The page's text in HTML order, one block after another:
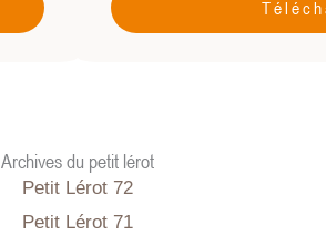
Archives du petit lérot
Petit Lérot 72
Petit Lérot 71